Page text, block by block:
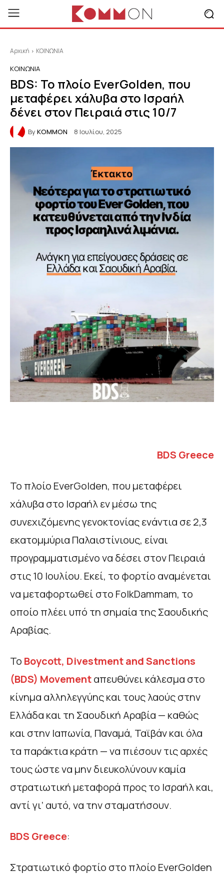
Αρχική ΚΟΙΝΩΝΙΑ
ΚΟΙΝΩΝΙΑ
BDS: Το πλοίο EverGolden, που
μεταφέρει χάλυβα στο Ισραήλ
δένει στον Πειραιά στις 10/7
ByKOMMON 8 Ιουλίου, 2025
BDS Greece
Το πλοίο EverGolden, που μεταφέρει
χάλυβα στο Ισραήλ εν μέσω της
συνεχιζόμενης γενοκτονίας ενάντια σε 2,3
εκατομμύρια Παλαιστίνιους, είναι
προγραμματισμένο να δέσει στον Πειραιά
στις 10 Ιουλίου. Εκεί, το φορτίο αναμένεται
να μεταφορτωθεί στο FolkDammam, το
οποίο πλέει υπό τη σημαία της Σαουδικής
Αραβίας.
Το Boycott, Divestment and Sanctions
(BDS) Movementαπευθύνει κάλεσμα στο
κίνημα αλληλεγγύης και τους λαούς στην
Ελλάδα και τη Σαουδική Αραβία — καθώς
και στην Ιαπωνία, Παναμά, Ταϊβάν και όλα
τα παράκτια κράτη — να πιέσουν τις αρχές
τους ώστε να μην διευκολύνουν καμία
στρατιωτική μεταφορά προς το Ισραήλ και,
αντί γι’ αυτό, να την σταματήσουν.
BDS Greece:
Στρατιωτικό φορτίο στο πλοίο EverGolden